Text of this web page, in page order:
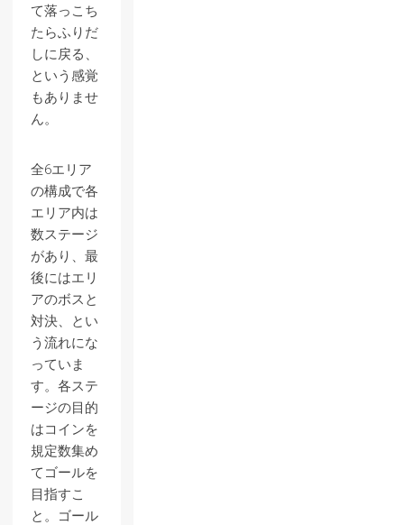
て落っこち
たらふりだ
しに戻る、
という感覚
もありませ
ん。
全6エリア
の構成で各
エリア内は
数ステージ
があり、最
後にはエリ
アのボスと
対決、とい
う流れにな
っていま
す。各ステ
ージの目的
はコインを
規定数集め
てゴールを
目指すこ
と。ゴール